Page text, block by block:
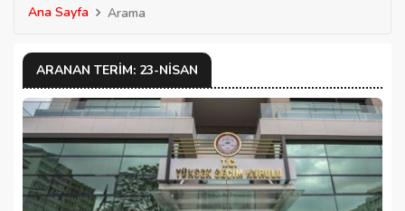
Ana Sayfa Arama
ARANAN TERIM: 23-NISAN